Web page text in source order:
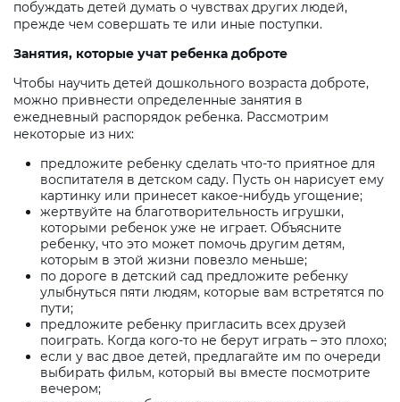
побуждать детей думать о чувствах других людей,
прежде чем совершать те или иные поступки.
Занятия, которые учат ребенка доброте
Чтобы научить детей дошкольного возраста доброте,
можно привнести определенные занятия в
ежедневный распорядок ребенка. Рассмотрим
некоторые из них:
предложите ребенку сделать что-то приятное для
воспитателя в детском саду. Пусть он нарисует ему
картинку или принесет какое-нибудь угощение;
жертвуйте на благотворительность игрушки,
которыми ребенок уже не играет. Объясните
ребенку, что это может помочь другим детям,
которым в этой жизни повезло меньше;
по дороге в детский сад предложите ребенку
улыбнуться пяти людям, которые вам встретятся по
пути;
предложите ребенку пригласить всех друзей
поиграть. Когда кого-то не берут играть – это плохо;
если у вас двое детей, предлагайте им по очереди
выбирать фильм, который вы вместе посмотрите
вечером;